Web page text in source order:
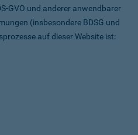
GVO und anderer anwendbarer
(insbesondere BDSG und
auf dieser Website ist: